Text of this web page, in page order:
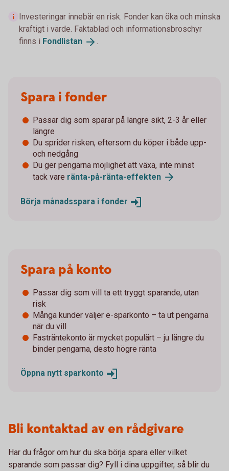
Investeringar innebär en risk. Fonder kan öka och minska
kraftigt i värde. Faktablad och informationsbroschyr
finns i Fondlistan .
Spara i fonder
Passar dig som sparar på längre sikt, 2-3 år eller
längre
Du sprider risken, eftersom du köper i både upp-
och nedgång
Du ger pengarna möjlighet att växa, inte minst
tack vare ränta-på-ränta-effekten
Börja månadsspara i fonder
Spara på konto
Passar dig som vill ta ett tryggt sparande, utan
risk
Många kunder väljer e-sparkonto – ta ut pengarna
när du vill
Fasträntekonto är mycket populärt – ju längre du
binder pengarna, desto högre ränta
Öppna nytt sparkonto
Bli kontaktad av en rådgivare
Har du frågor om hur du ska börja spara eller vilket
sparande som passar dig? Fyll i dina uppgifter, så blir du